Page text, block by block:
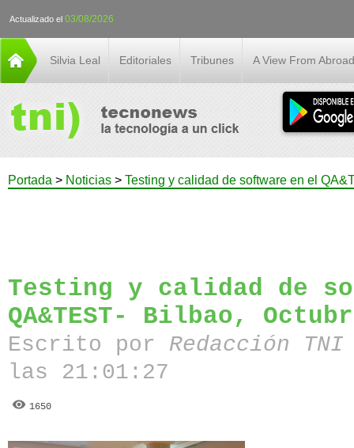
Actualizado el 03/08/2026
Silvia Leal Editoriales Tribunes A View From Abroad
Portada > Noticias > Testing y calidad de software en el
Testing y calidad de
QA&TEST- Bilbao,
Escrito por Redacción
las 21:01:27
1650